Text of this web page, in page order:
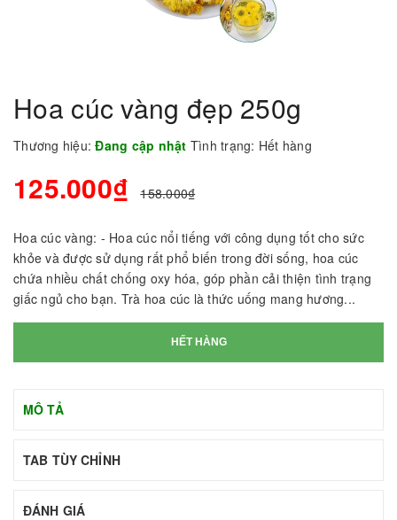
Hoa cúc vàng đẹp 250g
Thương hiệu: Đang cập nhật Tình trạng: Hết hàng
125.000₫ 158.000₫
Hoa cúc vàng: - Hoa cúc nổi tiếng với công dụng tốt cho sức
khỏe và được sử dụng rất phổ biến trong đời sống, hoa cúc
chứa nhiều chất chống oxy hóa, góp phần cải thiện tình trạng
giấc ngủ cho bạn. Trà hoa cúc là thức uống mang hương...
HẾT HÀNG
MÔ TẢ
TAB TÙY CHỈNH
ĐÁNH GIÁ